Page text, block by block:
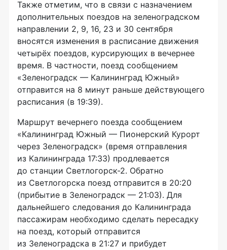
Также отметим, что в связи с назначением
дополнительных поездов на зеленоградском
направлении 2, 9, 16, 23 и 30 сентября
вносятся изменения в расписание движения
четырёх поездов, курсирующих в вечернее
время. В частности, поезд сообщением
«Зеленоградск — Калининград Южный»
отправится на 8 минут раньше действующего
расписания (в 19:39).
Маршрут вечернего поезда сообщением
«Калининград Южный — Пионерский Курорт
через Зеленоградск» (время отправления
из Калининграда 17:33) продлевается
до станции Светлогорск-2. Обратно
из Светлогорска поезд отправится в 20:20
(прибытие в Зеленоградск — 21:03). Для
дальнейшего следования до Калининграда
пассажирам необходимо сделать пересадку
на поезд, который отправится
из Зеленоградска в 21:27 и прибудет